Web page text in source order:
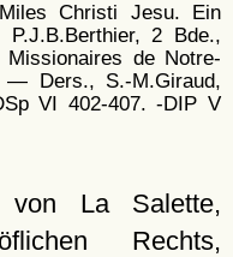
Christi Jesu. Ein
2 Bde.,
de Notre-
— Ders., S.-M.Giraud,
VI 402-407. -DIP V
von La Salette,
Rechts,